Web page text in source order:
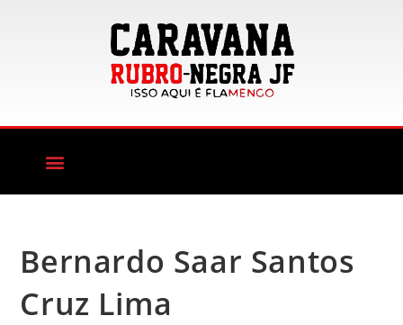
Bernardo Saar Santos
Cruz Lima